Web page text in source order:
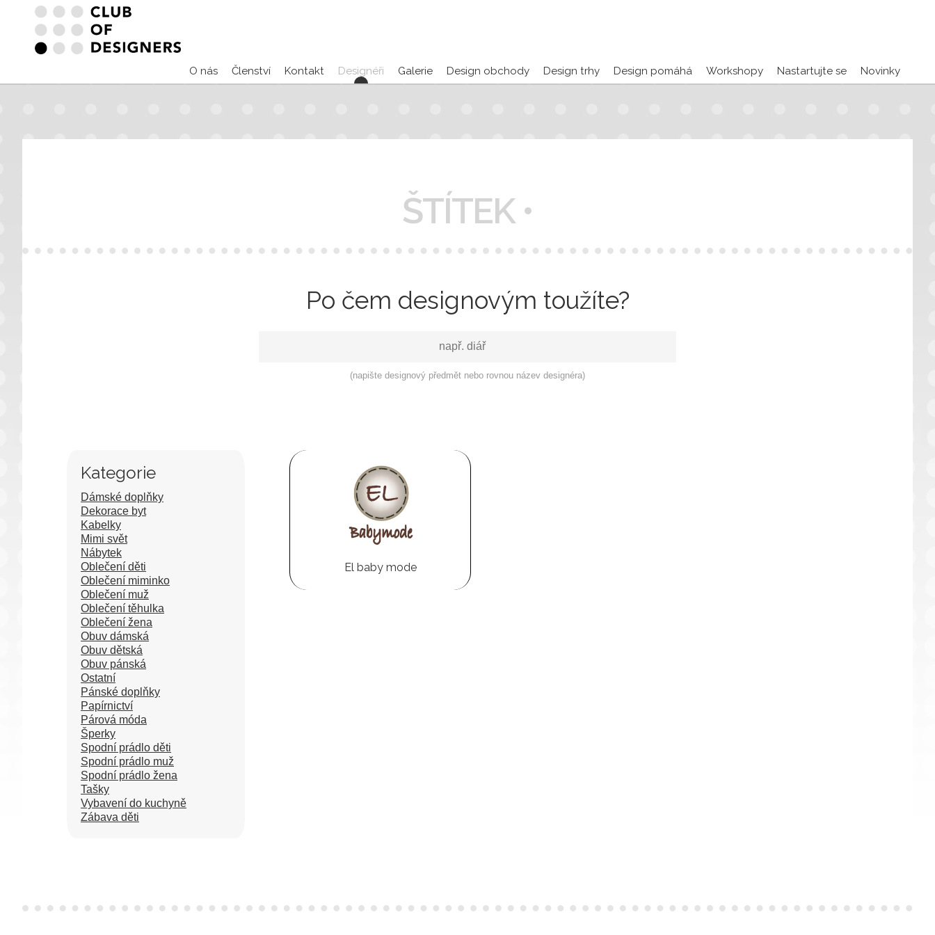
O nás Členství Kontakt Designéři Galerie Design obchody Design trhy Design pomáhá Workshopy Nastartujte se Novinky
ŠTÍTEK •
Po čem designovým toužíte?
(napište designový předmět nebo rovnou název designéra)
El baby mode
Kategorie
Dámské doplňky
Dekorace byt
Kabelky
Mimi svět
Nábytek
Oblečení děti
Oblečení miminko
Oblečení muž
Oblečení těhulka
Oblečení žena
Obuv dámská
Obuv dětská
Obuv pánská
Ostatní
Pánské doplňky
Papírnictví
Párová móda
Šperky
Spodní prádlo děti
Spodní prádlo muž
Spodní prádlo žena
Tašky
Vybavení do kuchyně
Zábava děti